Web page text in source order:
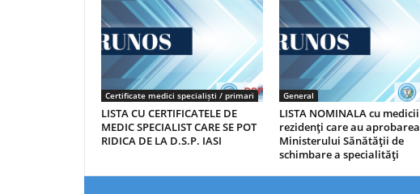
Certificate medici specialiști / primari
LISTA CU CERTIFICATELE DE
MEDIC SPECIALIST CARE SE POT
RIDICA DE LA D.S.P. IASI
General
LISTA NOMINALA cu medicii
rezidenţi care au aprobarea
Ministerului Sănătăţii de
schimbare a specialităţi